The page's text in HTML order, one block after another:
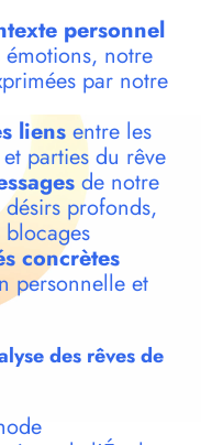
personnel
notre
par notre
liensentre les
parties du rêve
de notre
profonds,
concrètes
personnelle et
des rêves de